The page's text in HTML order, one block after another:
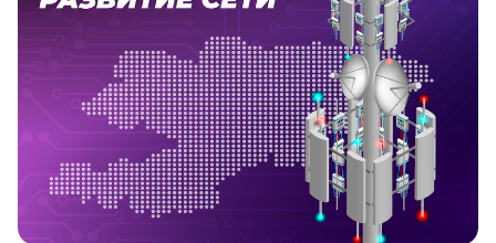
Кызматтар Көңүл ачуучу Соц. тармактар
Кызмат көрсөтүүлөр